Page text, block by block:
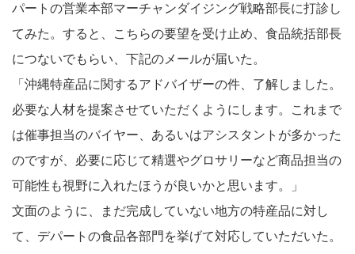
パートの営業本部マーチャンダイジング戦略部長に打診し
てみた。すると、こちらの要望を受け止め、食品統括部長
につないでもらい、下記のメールが届いた。
「沖縄特産品に関するアドバイザーの件、了解しました。
必要な人材を提案させていただくようにします。これまで
は催事担当のバイヤー、あるいはアシスタントが多かった
のですが、必要に応じて精選やグロサリーなど商品担当の
可能性も視野に入れたほうが良いかと思います。」
文面のように、まだ完成していない地方の特産品に対し
て、デパートの食品各部門を挙げて対応していただいた。